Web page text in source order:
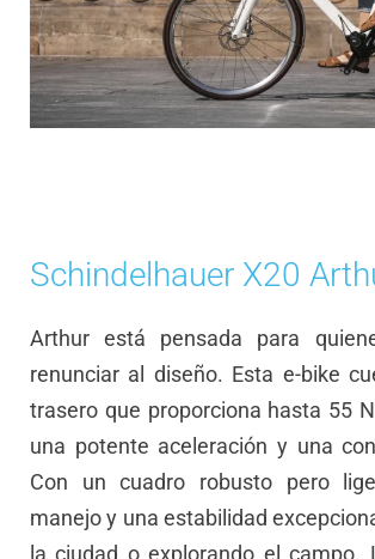
Schindelhauer X20
Arthur está pensada para
renunciar al diseño. Esta e-bike
trasero que proporciona hasta 55
una potente aceleración y una
Con un cuadro robusto pero
manejo y una estabilidad
la ciudad o explorando el campo.